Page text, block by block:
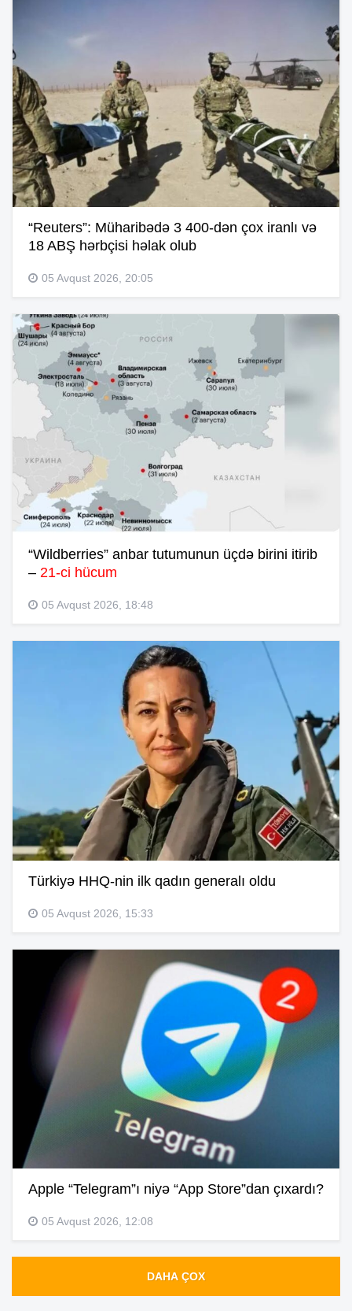
“Reuters”: Müharibədə 3 400-dən çox iranlı və
18 ABŞ hərbçisi həlak olub
05 Avqust 2026, 20:05
“Wildberries” anbar tutumunun üçdə birini itirib
– 21-ci hücum
05 Avqust 2026, 18:48
Türkiyə HHQ-nin ilk qadın generalı oldu
05 Avqust 2026, 15:33
Apple “Telegram”ı niyə “App Store”dan çıxardı?
05 Avqust 2026, 12:08
DAHA ÇOX